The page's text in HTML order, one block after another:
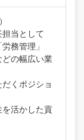
当として
務管理」
どの幅広い業
くポジショ
活かした貢